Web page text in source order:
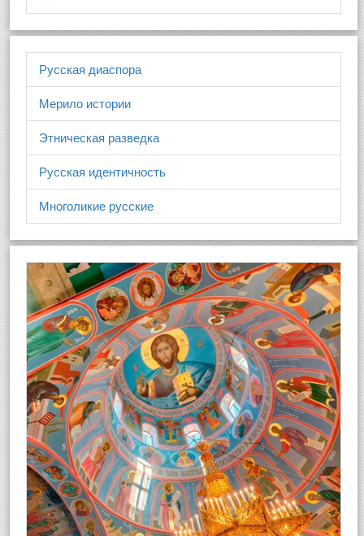
Русская диаспора
Мерило истории
Этническая разведка
Русская идентичность
Многоликие русские